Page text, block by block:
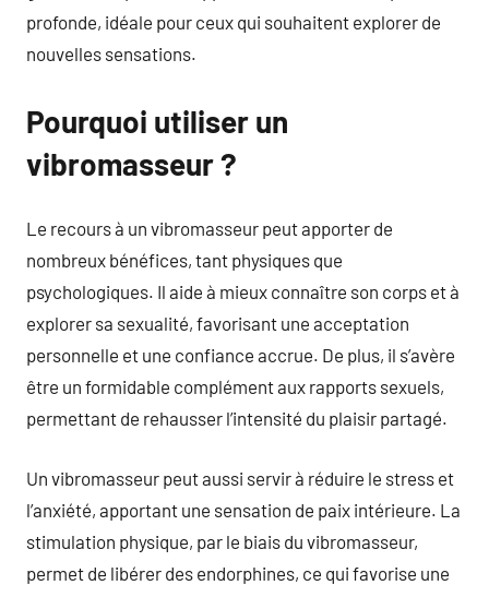
profonde, idéale pour ceux qui souhaitent explorer de
nouvelles sensations.
Pourquoi utiliser un
vibromasseur ?
Le recours à un vibromasseur peut apporter de
nombreux bénéfices, tant physiques que
psychologiques. Il aide à mieux connaître son corps et à
explorer sa sexualité, favorisant une acceptation
personnelle et une confiance accrue. De plus, il s’avère
être un formidable complément aux rapports sexuels,
permettant de rehausser l’intensité du plaisir partagé.
Un vibromasseur peut aussi servir à réduire le stress et
l’anxiété, apportant une sensation de paix intérieure. La
stimulation physique, par le biais du vibromasseur,
permet de libérer des endorphines, ce qui favorise une